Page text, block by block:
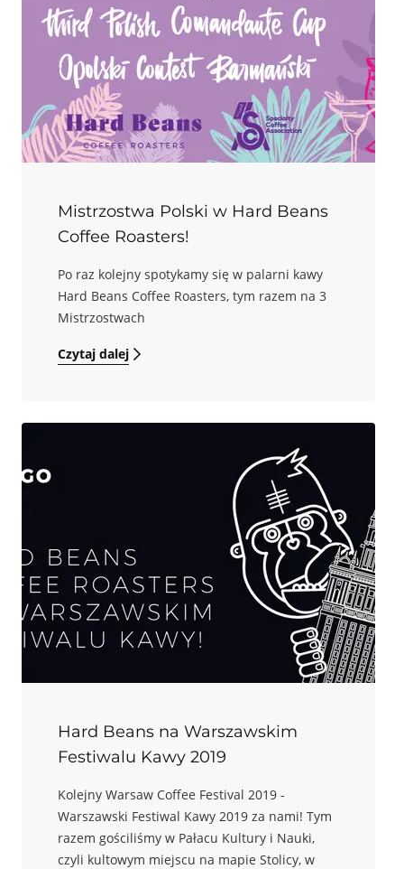
Mistrzostwa Polski w Hard Beans
Coffee Roasters!
Po raz kolejny spotykamy się w palarni kawy
Hard Beans Coffee Roasters, tym razem na 3
Mistrzostwach
Czytaj dalej
Hard Beans na Warszawskim
Festiwalu Kawy 2019
Kolejny Warsaw Coffee Festival 2019 -
Warszawski Festiwal Kawy 2019 za nami! Tym
razem gościliśmy w Pałacu Kultury i Nauki,
czyli kultowym miejscu na mapie Stolicy, w